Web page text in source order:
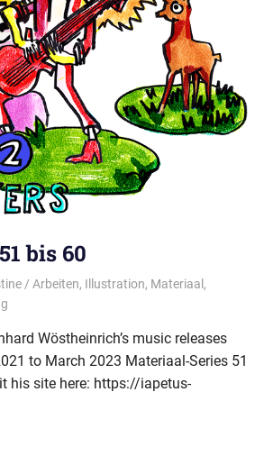
bis 60
Arbeiten, Illustration, Materiaal ,
Wöstheinrich’s music releases
to March 2023 Materiaal-Series 51
his site here: https://iapetus-